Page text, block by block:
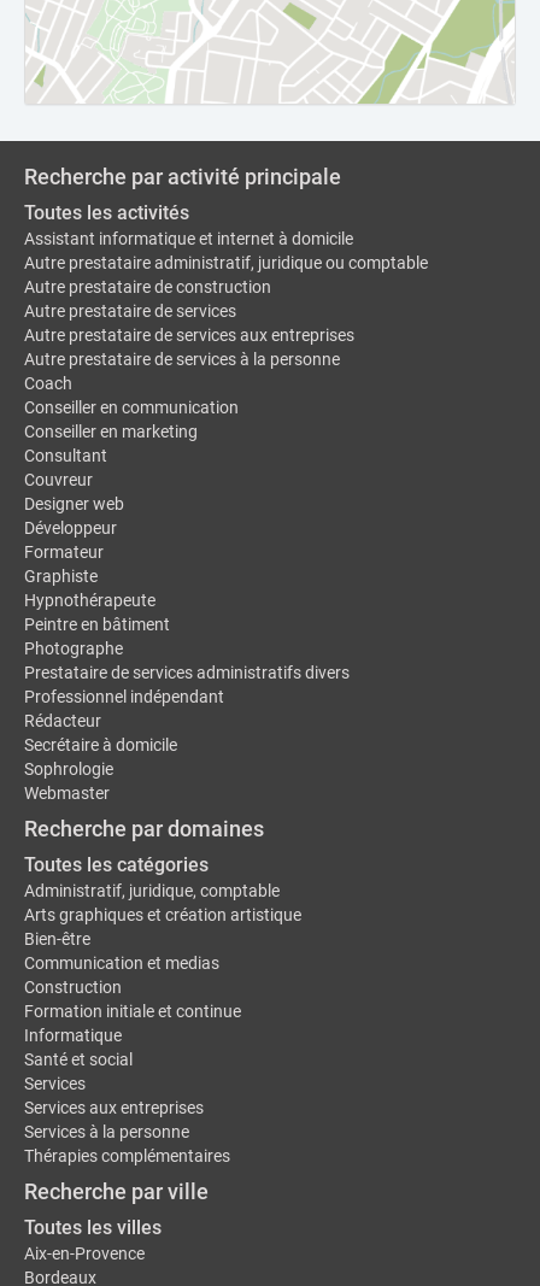
Recherche par activité principale
Toutes les activités
Assistant informatique et internet à domicile
Autre prestataire administratif, juridique ou comptable
Autre prestataire de construction
Autre prestataire de services
Autre prestataire de services aux entreprises
Autre prestataire de services à la personne
Coach
Conseiller en communication
Conseiller en marketing
Consultant
Couvreur
Designer web
Développeur
Formateur
Graphiste
Hypnothérapeute
Peintre en bâtiment
Photographe
Prestataire de services administratifs divers
Professionnel indépendant
Rédacteur
Secrétaire à domicile
Sophrologie
Webmaster
Recherche par domaines
Toutes les catégories
Administratif, juridique, comptable
Arts graphiques et création artistique
Bien-être
Communication et medias
Construction
Formation initiale et continue
Informatique
Santé et social
Services
Services aux entreprises
Services à la personne
Thérapies complémentaires
Recherche par ville
Toutes les villes
Aix-en-Provence
Bordeaux